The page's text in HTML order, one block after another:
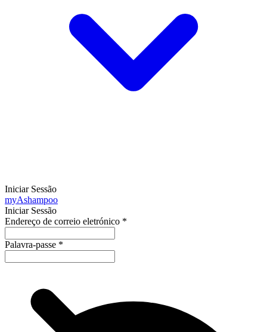
Iniciar Sessão
myAshampoo
Iniciar Sessão
Endereço de correio eletrónico *
Palavra-passe *